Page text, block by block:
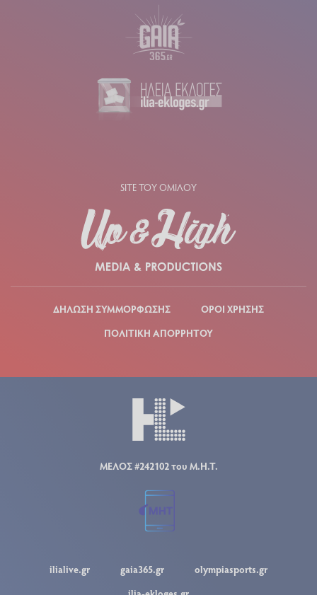
SITE ΤΟΥ ΟΜΙΛΟΥ
ΔΗΛΩΣΗ ΣΥΜΜΟΡΦΩΣΗΣ
ΟΡΟΙ ΧΡΗΣΗΣ
ΠΟΛΙΤΙΚΗ ΑΠΟΡΡΗΤΟΥ
ΜΕΛΟΣ #242102 του Μ.Η.Τ.
ilialive.gr gaia365.gr
olympiasports.gr